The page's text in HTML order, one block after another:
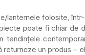
lanternele folosite,
poate fi chiar de
un produs –